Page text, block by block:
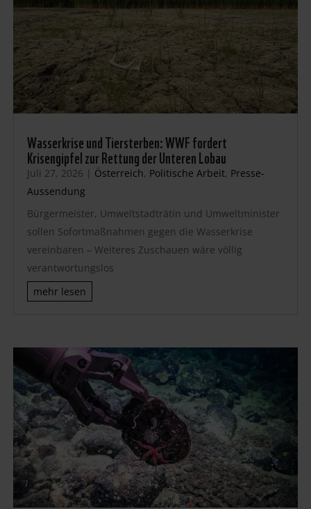
Wasserkrise und Tiersterben: WWF fordert
Krisengipfel zur Rettung der Unteren Lobau
Juli 27, 2026 | Österreich, Politische Arbeit, Presse-
Aussendung
Bürgermeister, Umweltstadträtin und Umweltminister
sollen Sofortmaßnahmen gegen die Wasserkrise
vereinbaren – Weiteres Zuschauen wäre völlig
verantwortungslos
mehr lesen